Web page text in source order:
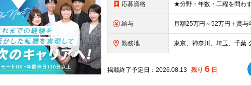
応募資格
給与
勤務地 東京、神奈川、埼玉、千葉
掲載終了予定日：2026.08.13 残り 6 日